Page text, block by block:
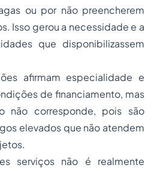
ou por não preencherem
Isso gerou a necessidade e a
que disponibilizassem
afirmam especialidade e
de financiamento, mas
não corresponde, pois são
elevados que não atendem
serviços não é realmente